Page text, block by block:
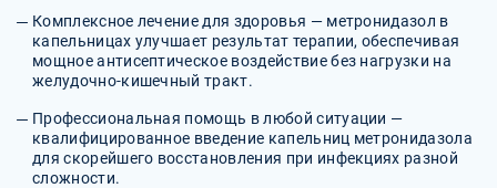
Комплексное лечение для здоровья — метронидазол в
капельницах улучшает результат терапии, обеспечивая
мощное антисептическое воздействие без нагрузки на
желудочно-кишечный тракт.
Профессиональная помощь в любой ситуации —
квалифицированное введение капельниц метронидазола
для скорейшего восстановления при инфекциях разной
сложности.